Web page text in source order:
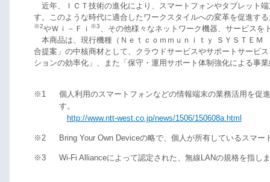
近年、ＩＣＴ技術の進化により、スマートフォンやタブレット
す。このような時代に適合したワークスタイルへの変革を促進す
※2Ｗｉ－Ｆｉ ※3、その他様々なネットワーク機器、サービス
本商品は、現行機種（Ｎｅｔｃｏｍｍｕｎｉｔｙ ＳＹＳＴＥ
合提案」の中核商材として、クラウドサービスやサポートサービ
ションの効率化」、また「保守・運用サポート体制強化による事
※1
個人利用のスマートフォンなどの情報端末の業務活用を促
す。
http://www.ntt-west.co.jp/news/1506/150608a.html
※2 Bring Your Own Deviceの略で、個人が所有しているスマ
※3 Wi-Fi Allianceによって認定された、無線LANの規格を指し